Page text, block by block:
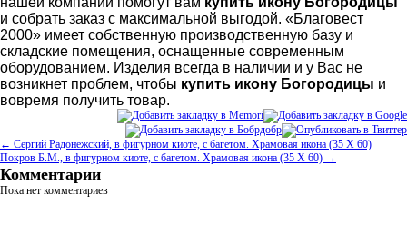
и собрать заказ с максимальной выгодой. «Благовест
2000» имеет собственную производственную базу и
складские помещения, оснащенные современным
оборудованием. Изделия всегда в наличии и у Вас не
возникнет проблем, чтобы купить икону Богородицы и
вовремя получить товар.
← Сергий Радонежский, в фигурном киоте, с багетом. Храмовая икона (35 Х 60)
Покров Б.М., в фигурном киоте, с багетом. Храмовая икона (35 Х 60) →
Комментарии
Пока нет комментариев